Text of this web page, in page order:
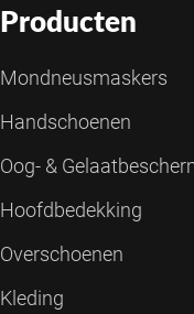
Producten
Mondneusmaskers
Handschoenen
Oog- &
Hoofdbedekking
Overschoenen
Kleding